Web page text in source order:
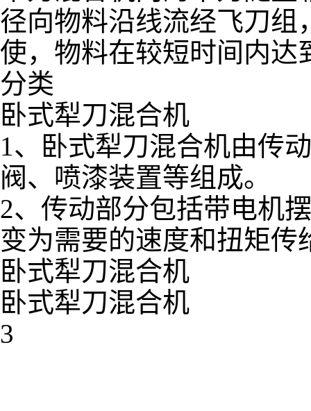
径向物料沿线流经飞刀组
使，物料在较短时间内达
分类
卧式犁刀混合机
1、卧式犁刀混合机由传
阀、喷漆装置等组成。
2、传动部分包括带电机
变为需要的速度和扭矩传
卧式犁刀混合机
卧式犁刀混合机
3